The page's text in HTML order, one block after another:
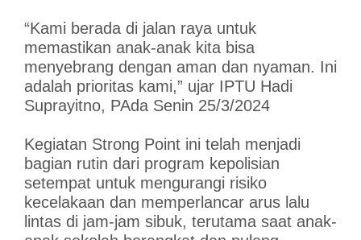
“Kami berada di jalan raya untuk
memastikan anak-anak kita bisa
menyebrang dengan aman dan nyaman. Ini
adalah prioritas kami,” ujar IPTU Hadi
Suprayitno, PAda Senin 25/3/2024
Kegiatan Strong Point ini telah menjadi
bagian rutin dari program kepolisian
setempat untuk mengurangi risiko
kecelakaan dan memperlancar arus lalu
lintas di jam-jam sibuk, terutama saat anak-